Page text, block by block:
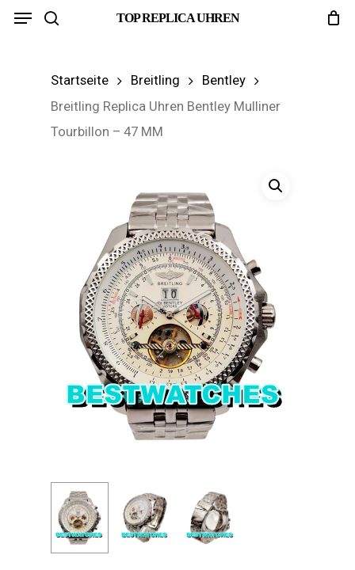
Skip
TOP REPLICA UHREN
Menu
Startseite Breitling
Bentley
Breitling Replica Uhren Bentley Mulliner
Tourbillon – 47 MM